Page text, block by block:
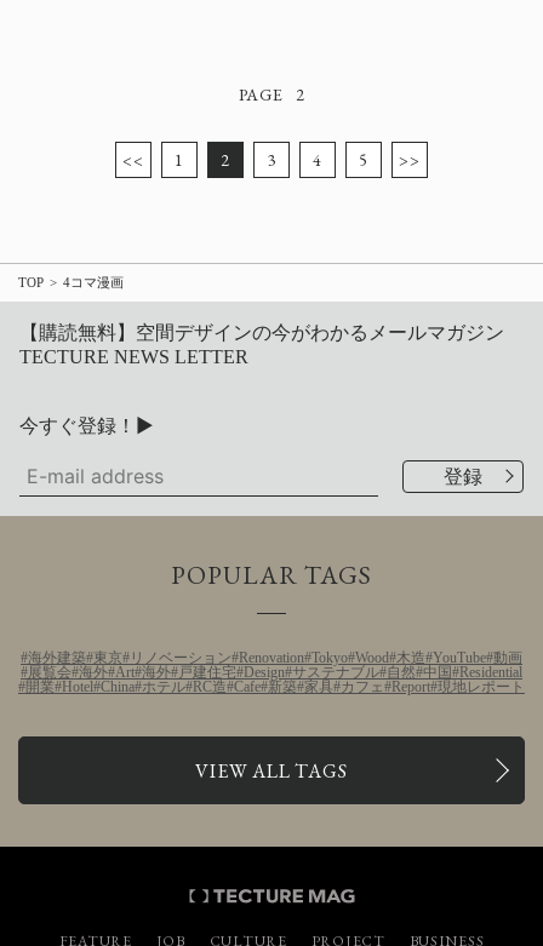
2
<< 1 2 3 4 5 >>
TOP 4コマ漫画
【購読無料】空間デザインの今がわかるメールマガジン
TECTURE NEWS LETTER
今すぐ登録！▶
POPULAR TAGS
海外建築 東京 リノベーション Renovation Tokyo Wood 木造 YouTube 動画
展覧会 海外 Art 海外 戸建住宅 Design サステナブル 自然 中国 Residential
開業 Hotel China ホテル RC造 Cafe 新築 家具 カフェ Report 現地レポート
VIEW ALL TAGS
FEATURE JOB CULTURE PROJECT BUSINESS